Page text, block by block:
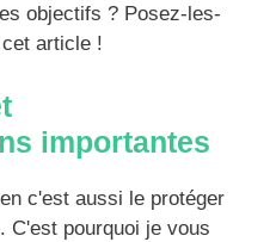
objectifs ? Posez-les-
article !
importantes
c'est aussi le protéger
C'est pourquoi je vous